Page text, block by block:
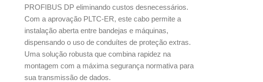
PROFIBUS DP eliminando custos desnecessários.
Com a aprovação PLTC-ER, este cabo permite a
instalação aberta entre bandejas e máquinas,
dispensando o uso de conduítes de proteção extras.
Uma solução robusta que combina rapidez na
montagem com a máxima segurança normativa para
sua transmissão de dados.